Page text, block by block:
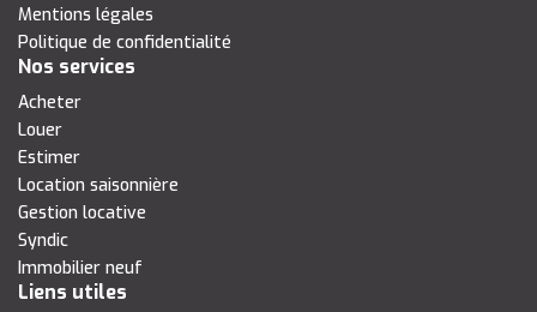
Mentions légales
Politique de confidentialité
Nos services
Acheter
Louer
Estimer
Location saisonnière
Gestion locative
Syndic
Immobilier neuf
Liens utiles